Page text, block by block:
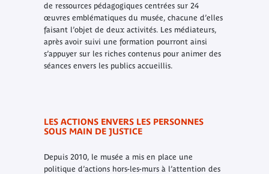
de ressources pédagogiques centrées sur 24
œuvres emblématiques du musée, chacune d’elles
faisant l’objet de deux activités. Les médiateurs,
après avoir suivi une formation pourront ainsi
s’appuyer sur les riches contenus pour animer des
séances envers les publics accueillis.
LES ACTIONS ENVERS LES PERSONNES
SOUS MAIN DE JUSTICE
Depuis 2010, le musée a mis en place une
politique d’actions hors-les-murs à l’attention des